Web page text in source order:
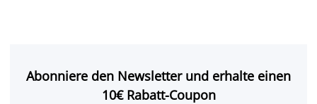
Abonniere den Newsletter und erhalte einen
10€ Rabatt-Coupon